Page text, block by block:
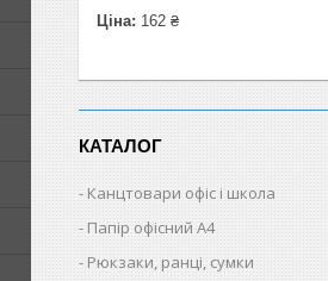
Ціна: 162 ₴
КАТАЛОГ
Канцтовари офіс і школа
Папір офісний A4
Рюкзаки, ранці, сумки